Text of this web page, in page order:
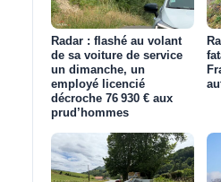
Radar : flashé au volant
de sa voiture de service
un dimanche, un
employé licencié
décroche 76 930 € aux
prud’hommes